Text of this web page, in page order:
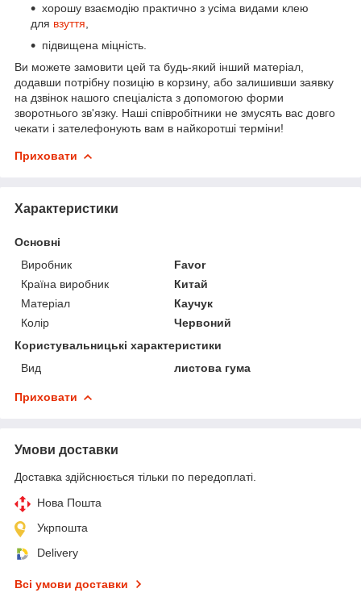
хорошу взаємодію практично з усіма видами клею
для взуття
підвищена міцність.
Ви можете замовити цей та будь-який інший матеріал,
додавши потрібну позицію в корзину, або залишивши заявку
на дзвінок нашого спеціаліста з допомогою форми
зворотнього зв'язку. Наші співробітники не змусять вас довго
чекати і зателефонують вам в найкоротші терміни!
Приховати
Характеристики
Основні
Виробник
Favor
Країна виробник
Китай
Матеріал
Каучук
Колір
Червоний
Користувальницькі характеристики
Вид
листова гума
Приховати
Умови доставки
Доставка здійснюється тільки по передоплаті.
Нова Пошта
Укрпошта
Delivery
Всі умови доставки